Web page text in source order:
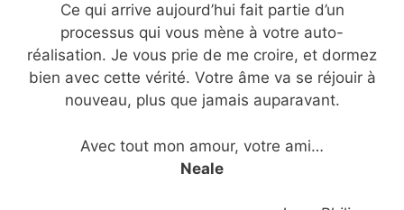
Ce qui arrive aujourd’hui fait partie d’un
processus qui vous mène à votre auto-
réalisation. Je vous prie de me croire, et dormez
bien avec cette vérité. Votre âme va se réjouir à
nouveau, plus que jamais auparavant.
Avec tout mon amour, votre ami…
Neale